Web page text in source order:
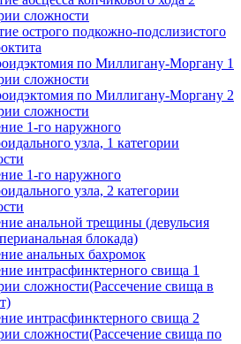
сложности
острого подкожно-подслизистого
по Миллигану-Моргану 1
сложности
по Миллигану-Моргану 2
сложности
1-го наружного
узла, 1 категории
1-го наружного
узла, 2 категории
анальной трещины (девульсия
блокада)
анальных бахромок
интрасфинктерного свища 1
сложности(Рассечение свища в
интрасфинктерного свища 2
сложности(Рассечение свища по